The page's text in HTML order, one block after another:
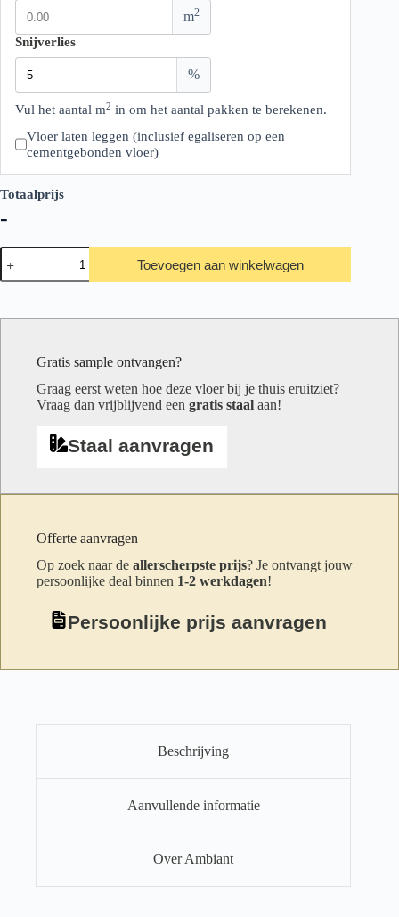
m2
Snijverlies
%
Vul het aantal m2 in om het aantal pakken te berekenen.
Vloer laten leggen (inclusief egaliseren op een
cementgebonden vloer)
Totaalprijs
-
Ambiant
Marento
Warm
Toevoegen aan winkelwagen
Gratis sample ontvangen?
Graag eerst weten hoe deze vloer bij je thuis eruitziet?
Vraag dan vrijblijvend een gratis staal aan!
Staal aanvragen
Offerte aanvragen
Op zoek naar de allerscherpste prijs? Je ontvangt jouw
persoonlijke deal binnen 1-2 werkdagen!
Persoonlijke prijs aanvragen
Beschrijving
Aanvullende informatie
Over Ambiant